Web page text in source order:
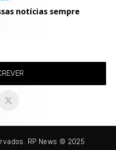
notícias sempre
RP News © 2025